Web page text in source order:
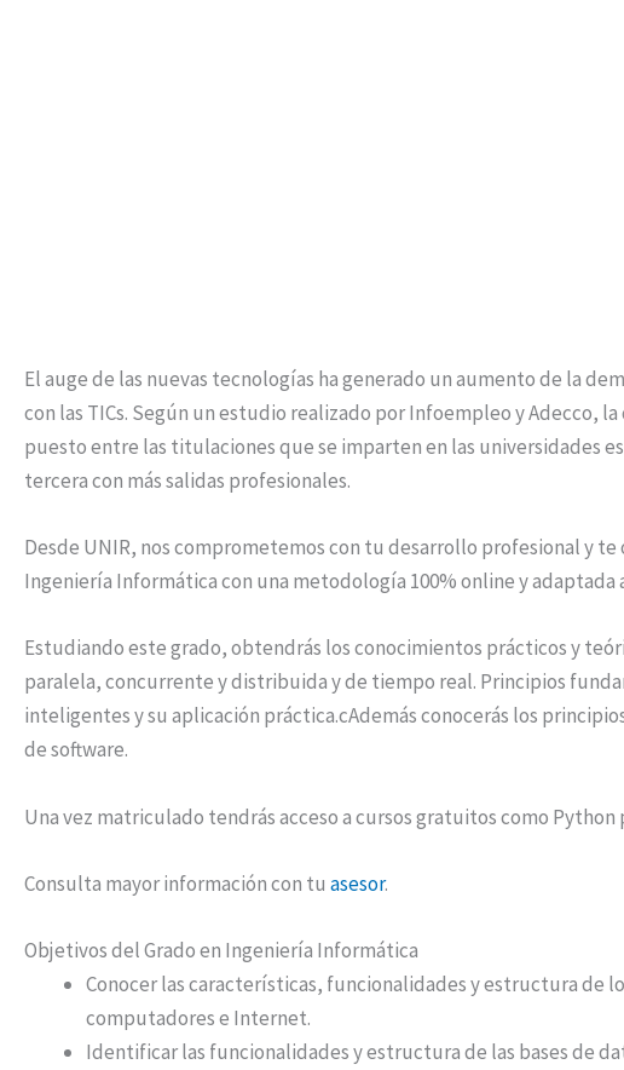
El auge de las nuevas tecnologías ha generado un aumento de la
con las TICs. Según un estudio realizado por Infoempleo y Adecco,
puesto entre las titulaciones que se imparten en las universidades
tercera con más salidas profesionales.
Desde UNIR, nos comprometemos con tu desarrollo profesional y
Ingeniería Informática con una metodología 100% online y adaptada
Estudiando este grado, obtendrás los conocimientos prácticos y
paralela, concurrente y distribuida y de tiempo real. Principios
inteligentes y su aplicación práctica.cAdemás conocerás los
de software.
Una vez matriculado tendrás acceso a cursos gratuitos como
Consulta mayor información con tu asesor.
Objetivos del Grado en Ingeniería Informática
Conocer las características, funcionalidades y estructura de
computadores e Internet.
Identificar las funcionalidades y estructura de las bases de